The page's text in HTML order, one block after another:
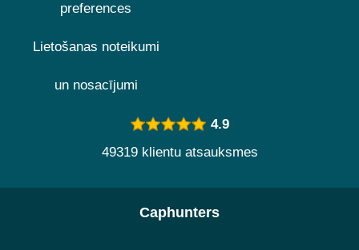
preferences
Lietošanas noteikumi
un nosacījumi
4.9
49319 klientu atsauksmes
Caphunters